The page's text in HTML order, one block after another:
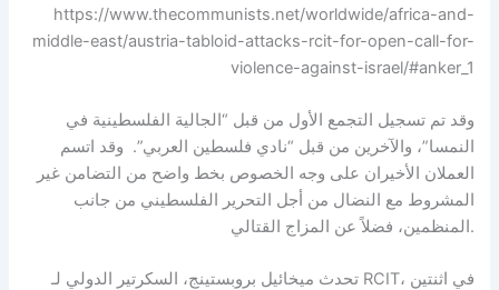
https://www.thecommunists.net/worldwide/africa-and-
middle-east/austria-tabloid-attacks-rcit-for-open-call-for-
violence-against-israel/#anker_1
النمسا”، والآخرين من قبل “نادي فلسطين العربي”. وقد اتسم
العملان الأخيران على وجه الخصوص بخط واضح من التضامن غير
المشروط مع النضال من أجل التحرير الفلسطيني من جانب
المنظمين، فضلاً عن المزاج القتالي.